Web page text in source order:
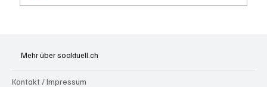
Mehr über soaktuell.ch
Kontakt / Impressum